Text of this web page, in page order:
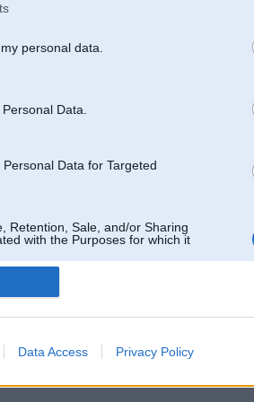
personal data.
Data.
Data for Targeted
Retention, Sale, and/or Sharing
with the Purposes for which it
Data Access Privacy Policy